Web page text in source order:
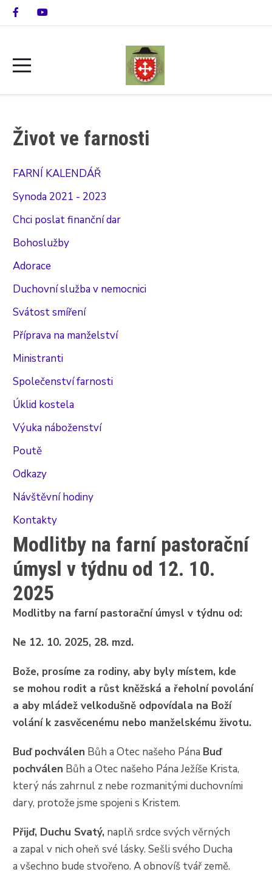
Život ve farnosti
FARNÍ KALENDÁŘ
Synoda 2021 - 2023
Chci poslat finanční dar
Bohoslužby
Adorace
Duchovní služba v nemocnici
Svátost smíření
Příprava na manželství
Ministranti
Společenství farnosti
Úklid kostela
Výuka náboženství
Poutě
Odkazy
Návštěvní hodiny
Kontakty
Modlitby na farní pastorační
úmysl v týdnu od 12. 10.
2025
Modlitby na farní pastorační úmysl v týdnu od:
Ne 12. 10. 2025, 28. mzd.
Bože, prosíme za rodiny, aby byly místem, kde
se mohou rodit a růst kněžská a řeholní povolání
a aby mládež velkodušně odpovídala na Boží
volání k zasvěcenému nebo manželskému životu.
Buď pochválen Bůh a Otec našeho Pána Buď
pochválen Bůh a Otec našeho Pána Ježíše Krista,
který nás zahrnul z nebe rozmanitými duchovními
dary, protože jsme spojeni s Kristem.
Přijď, Duchu Svatý, naplň srdce svých věrných
a zapal v nich oheň své lásky. Sešli svého Ducha
a všechno bude stvořeno. A obnovíš tvář země.